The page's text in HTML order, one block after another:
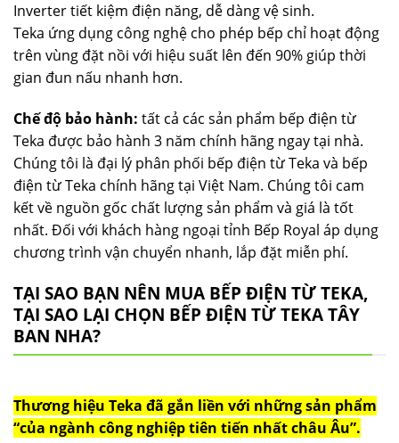
Inverter tiết kiệm điện năng, dễ dàng vệ sinh.
Teka ứng dụng công nghệ cho phép bếp chỉ hoạt động
trên vùng đặt nồi với hiệu suất lên đến 90% giúp thời
gian đun nấu nhanh hơn.
Chế độ bảo hành: tất cả các sản phẩm bếp điện từ
Teka được bảo hành 3 năm chính hãng ngay tại nhà.
Chúng tôi là đại lý phân phối bếp điện từ Teka và bếp
điện từ Teka chính hãng tại Việt Nam. Chúng tôi cam
kết về nguồn gốc chất lượng sản phẩm và giá là tốt
nhất. Đối với khách hàng ngoại tỉnh Bếp Royal áp dụng
chương trình vận chuyển nhanh, lắp đặt miễn phí.
TẠI SAO BẠN NÊN MUA BẾP ĐIỆN TỪ TEKA,
TẠI SAO LẠI CHỌN BẾP ĐIỆN TỪ TEKA TÂY
BAN NHA?
Thương hiệu Teka đã gắn liền với những sản phẩm
“của ngành công nghiệp tiên tiến nhất châu Âu”.